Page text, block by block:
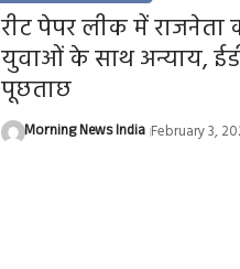
रीट पेपर लीक में राजनेता
युवाओं के साथ अन्याय,
पूछताछ
Morning News India February 3,